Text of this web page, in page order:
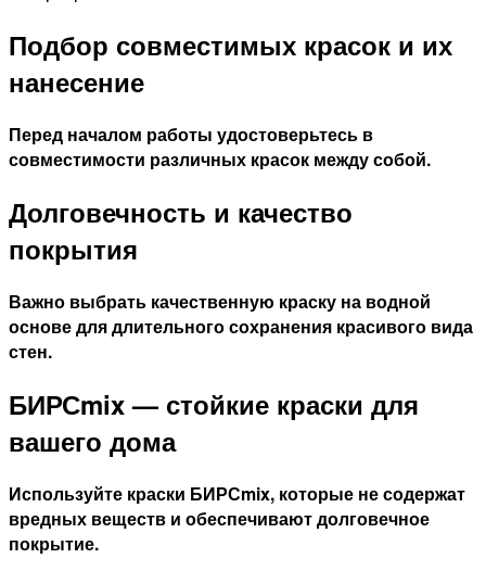
Подбор совместимых красок и их
нанесение
Перед началом работы удостоверьтесь в
совместимости различных красок между собой.
Долговечность и качество
покрытия
Важно выбрать качественную краску на водной
основе для длительного сохранения красивого вида
стен.
БИРСmix — стойкие краски для
вашего дома
Используйте краски БИРСmix, которые не содержат
вредных веществ и обеспечивают долговечное
покрытие.